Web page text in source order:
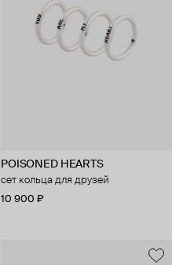
POISONED HEARTS
сет кольца для друзей
10 900 ₽